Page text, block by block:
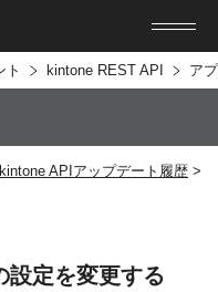
ト kintone REST API ア
kintone APIアップデート履歴
設定を変更する